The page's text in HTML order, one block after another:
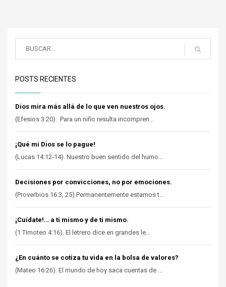
POSTS RECIENTES
Dios mira más allá de lo que ven nuestros ojos.
(Efesios 3:20). Para un niño resulta incompren...
¡Qué mi Dios se lo pague!
(Lucas 14:12-14). Nuestro buen sentido del humo...
Decisiones por convicciones, no por emociones.
(Proverbios 16:3, 25) Permanentemente estamos t...
¡Cuídate!… a ti mismo y de ti mismo.
(1 Timoteo 4:16). El letrero dice en grandes le...
¿En cuánto se cotiza tu vida en la bolsa de valores?
(Mateo 16:26). El mundo de hoy saca cuentas de ...